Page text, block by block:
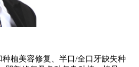
植美容修复、半口/全口牙缺失种